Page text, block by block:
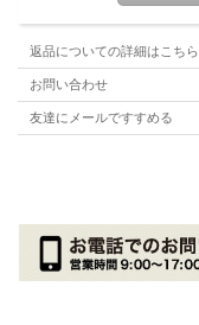
返品についての詳細はこちら
お問い合わせ
友達にメールですすめる